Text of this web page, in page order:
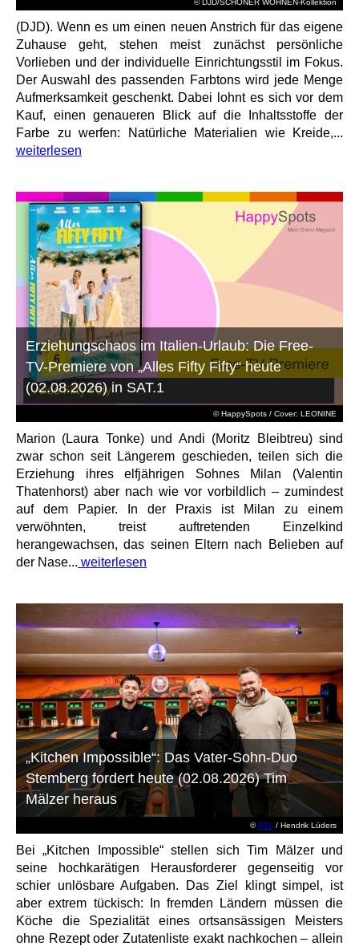
(DJD). Wenn es um einen neuen Anstrich für das eigene
Zuhause geht, stehen meist zunächst persönliche
Vorlieben und der individuelle Einrichtungsstil im Fokus.
Der Auswahl des passenden Farbtons wird jede Menge
Aufmerksamkeit geschenkt. Dabei lohnt es sich vor dem
Kauf, einen genaueren Blick auf die Inhaltsstoffe der
Farbe zu werfen: Natürliche Materialien wie Kreide,...
weiterlesen
© HappySpots / Cover: LEONINE
Erziehungschaos im Italien-Urlaub: Die Free-
TV-Premiere von „Alles Fifty Fifty“ heute
(02.08.2026) in SAT.1
Marion (Laura Tonke) und Andi (Moritz Bleibtreu) sind
zwar schon seit Längerem geschieden, teilen sich die
Erziehung ihres elfjährigen Sohnes Milan (Valentin
Thatenhorst) aber nach wie vor vorbildlich – zumindest
auf dem Papier. In der Praxis ist Milan zu einem
verwöhnten, treist auftretenden Einzelkind
herangewachsen, das seinen Eltern nach Belieben auf
der Nase... weiterlesen
©RTL / Hendrik Lüders
„Kitchen Impossible“: Das Vater-Sohn-Duo
Stemberg fordert heute (02.08.2026) Tim
Mälzer heraus
Bei „Kitchen Impossible“ stellen sich Tim Mälzer und
seine hochkarätigen Herausforderer gegenseitig vor
schier unlösbare Aufgaben. Das Ziel klingt simpel, ist
aber extrem tückisch: In fremden Ländern müssen die
Köche die Spezialität eines ortsansässigen Meisters
ohne Rezept oder Zutatenliste exakt nachkochen – allein